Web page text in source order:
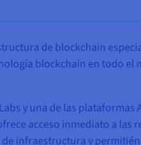
de blockchain
blockchain en todo
y una de las
acceso inmediato a las
infraestructura y